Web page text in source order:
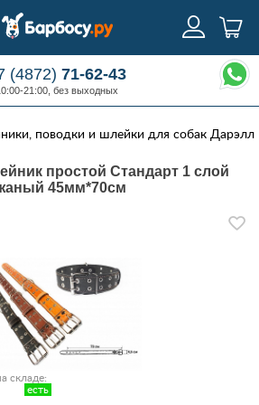
(4872)71-62-43
21:00, без выходных
поводки и шлейки для собак Дарэлл
простой Стандарт 1 слой
45мм*70см
складе:
есть